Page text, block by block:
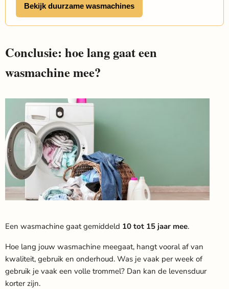
Bekijk duurzame wasmachines
Conclusie: hoe lang gaat een
wasmachine mee?
Een wasmachine gaat gemiddeld 10 tot 15 jaar mee.
Hoe lang jouw wasmachine meegaat, hangt vooral af van
kwaliteit, gebruik en onderhoud. Was je vaak per week of
gebruik je vaak een volle trommel? Dan kan de levensduur
korter zijn.